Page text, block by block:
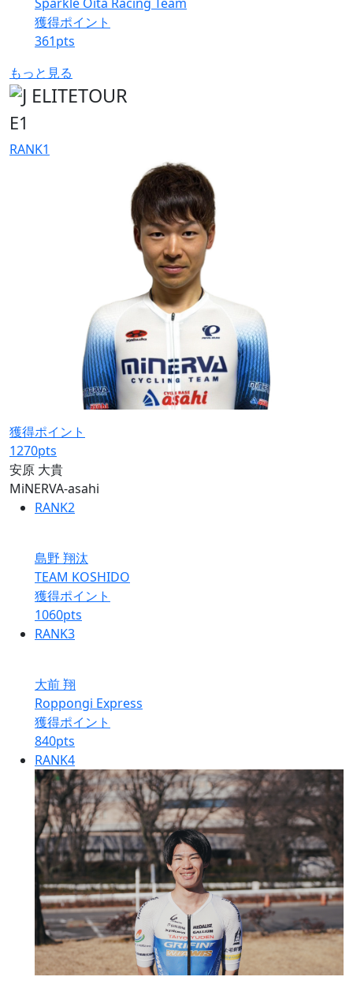
獲得ポイント
361pts
もっと見る
E1
RANK1
獲得ポイント
1270pts
安原 大貴
MiNERVA-asahi
RANK2
島野 翔汰
TEAM KOSHIDO
獲得ポイント
1060pts
RANK3
大前 翔
Roppongi Express
獲得ポイント
840pts
RANK4